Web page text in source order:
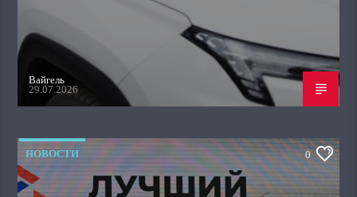
Вайгель
29.07.2026
НОВОСТИ 0